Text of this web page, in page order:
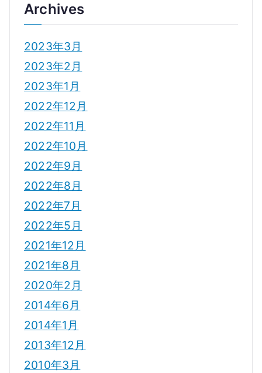
Archives
2023年3月
2023年2月
2023年1月
2022年12月
2022年11月
2022年10月
2022年9月
2022年8月
2022年7月
2022年5月
2021年12月
2021年8月
2020年2月
2014年6月
2014年1月
2013年12月
2010年3月